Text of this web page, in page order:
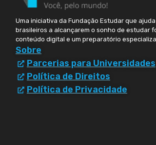
Uma iniciativa da Fundação Estudar que
brasileiros a alcançarem o sonho de estudar
conteúdo digital e um preparatório
Sobre
Parcerias para Universidades
Política de Direitos
Política de Privacidade